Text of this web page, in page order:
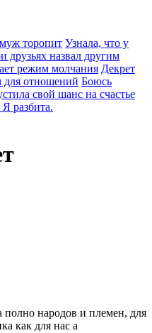
торопит Узнала, что у
друзьях назвал другим
режим молчания Декрет
для отношений Боюсь
свой шанс на счастье
разбита.
полно народов и племен, для
как для нас а